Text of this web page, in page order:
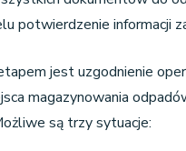
potwierdzenie informacji
jest uzgodnienie
magazynowania
są trzy sytuacje: